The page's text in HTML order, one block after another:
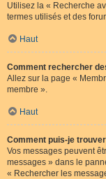
Utilisez la « Recherche
termes utilisés et des
Haut
Comment rechercher
Allez sur la page «
membre ».
Haut
Comment puis-je
Vos messages peuvent
messages » dans le
« Rechercher les